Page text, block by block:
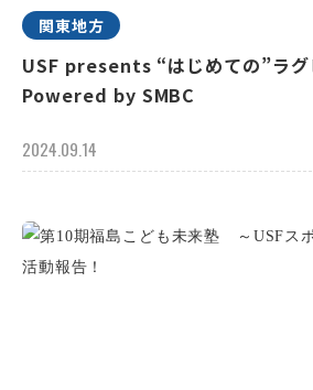
関東地方
USF presents “はじめての”ラ
Powered by SMBC
2024.09.14